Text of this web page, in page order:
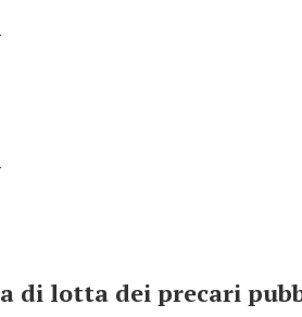
di lotta dei precari